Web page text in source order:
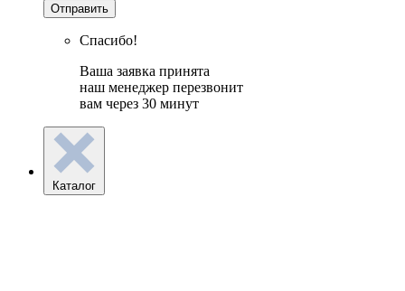
Отправить
Спасибо!
Ваша заявка принята
наш менеджер перезвонит
вам через 30 минут
Каталог